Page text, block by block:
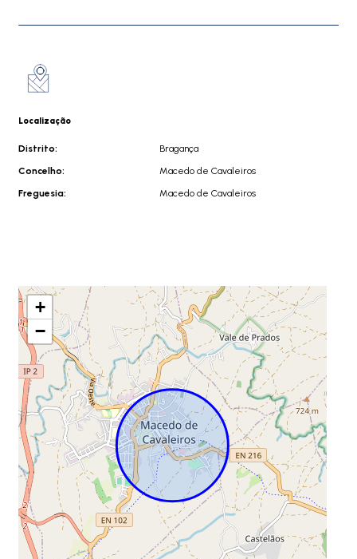
Localização
Distrito:
Bragança
Concelho:
Macedo de Cavaleiros
Freguesia:
Macedo de Cavaleiros
+
−